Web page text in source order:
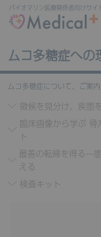
バイオマリン医療関係者向けサイ
ムコ多糖症への
ムコ多糖症について、ご案内
徴候を見分け、疾患
臨床画像から学ぶ
ト
最善の転帰を得る—
える
検査キット